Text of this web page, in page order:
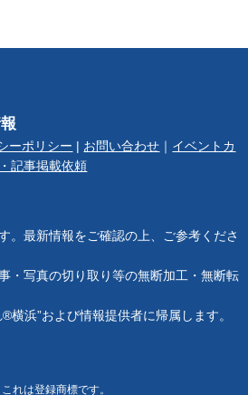
ーポリシー お問い合わせ
イベントカ
記事掲載依頼
。最新情報をご確認の上、ご参考くださ
・写真の切り取り等の無断加工・無断転
横浜”および情報提供者に帰属します。
れは登録商標です。